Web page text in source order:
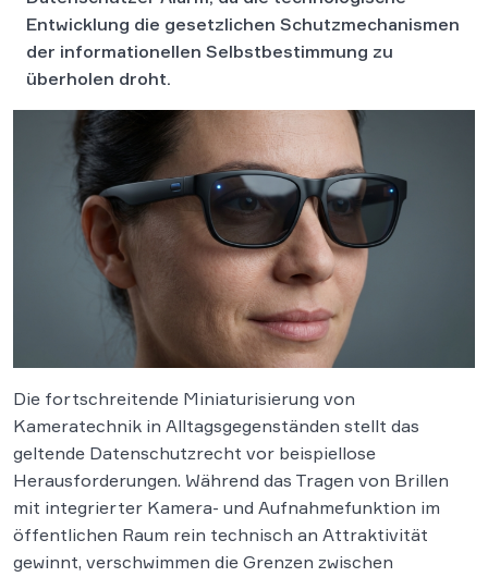
Entwicklung die gesetzlichen Schutzmechanismen
der informationellen Selbstbestimmung zu
überholen droht.
Die fortschreitende Miniaturisierung von
Kameratechnik in Alltagsgegenständen stellt das
geltende Datenschutzrecht vor beispiellose
Herausforderungen. Während das Tragen von Brillen
mit integrierter Kamera- und Aufnahmefunktion im
öffentlichen Raum rein technisch an Attraktivität
gewinnt, verschwimmen die Grenzen zwischen